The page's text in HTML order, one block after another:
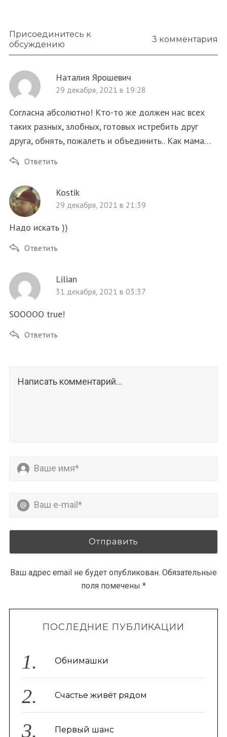
Присоединитесь к
обсуждению
3 комментария
Наталия Ярошевич
29 декабря, 2021 в 19:28
Согласна абсолютно! Кто-то же должен нас всех
таких разных, злобных, готовых истребить друг
друга, обнять, пожалеть и объединить.. Как мама…
Ответить
Kostik
29 декабря, 2021 в 21:39
Надо искать ))
Ответить
Lilian
31 декабря, 2021 в 03:37
SOOOOO true!
Ответить
Ваш адрес email не будет опубликован. Обязательные
поля помечены *
ПОСЛЕДНИЕ ПУБЛИКАЦИИ
Обнимашки
Счастье живёт рядом
Первый шанс